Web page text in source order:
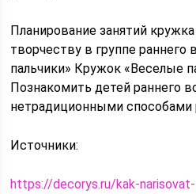
Планирование занятий
творчеству в группе раннего
пальчики» Кружок «Веселые
Познакомить детей раннего
нетрадиционными способами
Источники:
https://decorys.ru/kak-